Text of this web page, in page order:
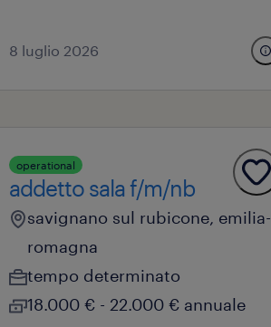
8 luglio 2026
operational
addetto sala f/m/nb
savignano sul rubicone, emilia-
romagna
tempo determinato
18.000 € - 22.000 € annuale